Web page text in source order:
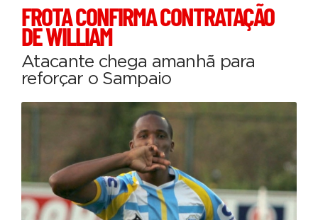
FROTA CONFIRMA CONTRATAÇÃO
DE WILLIAM
Atacante chega amanhã para
reforçar o Sampaio